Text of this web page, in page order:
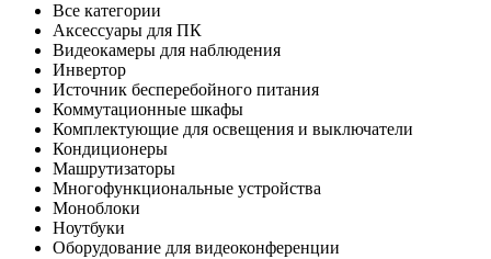
Все категории
Аксессуары для ПК
Видеокамеры для наблюдения
Инвертор
Источник бесперебойного питания
Коммутационные шкафы
Комплектующие для освещения и выключатели
Кондиционеры
Машрутизаторы
Многофункциональные устройства
Моноблоки
Ноутбуки
Оборудование для видеоконференции